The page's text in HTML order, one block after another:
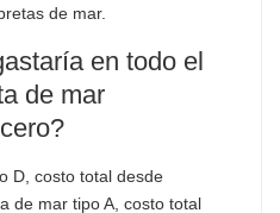
de mar.
en todo el
de mar
D, costo total desde
de mar tipo A, costo total